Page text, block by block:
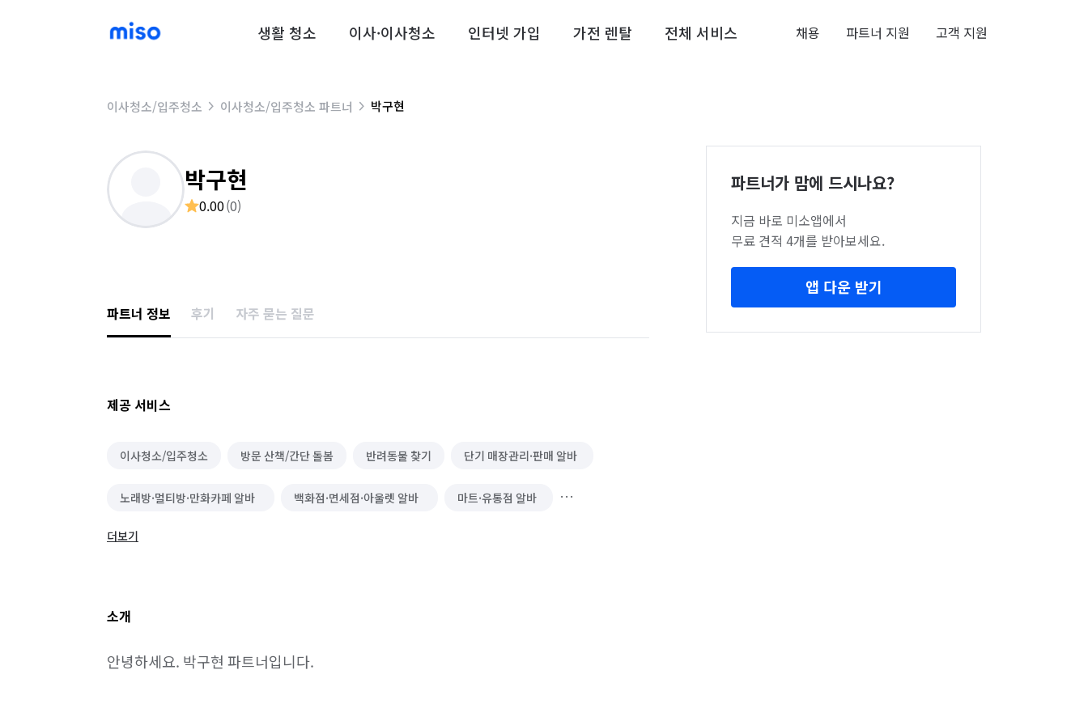
생활 청소 이사·이사청소 인터넷 가입 가전 렌탈 전체 서비스 채용 파트너 지원 고객 지원
이사청소/입주청소 이사청소/입주청소 파트너 박구현
박구현
0.00(0)
파트너 정보 후기 자주 묻는 질문
제공 서비스
이사청소/입주청소 방문 산책/간단 돌봄 반려동물 찾기 단기 매장관리·판매 알바
노래방·멀티방·만화카페 알바 백화점·면세점·아울렛 알바 마트·유통점 알바
PC방·오락실·게임장 알바
더보기
소개
안녕하세요. 박구현 파트너입니다.
파트너가 맘에 드시나요?
지금 바로 미소앱에서
무료 견적 4개를 받아보세요.
앱 다운 받기